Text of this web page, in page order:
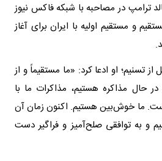
ترامپ در مصاحبه با شبکه فاکس نیوز
و مستقیم اولیه با ایران برای آغاز
از تسنیم؛ او ادعا کرد: «ما مستقیماً و از
در حال مذاکره هستیم، مذاکرات ما با
است. ما خوش‌بین هستیم. اکنون زمان آن
و به توافقی صلح‌آمیز و فراگیر دست